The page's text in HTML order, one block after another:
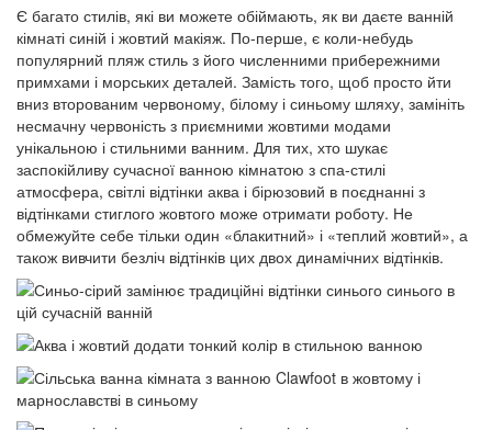
Є багато стилів, які ви можете обіймають, як ви даєте ванній
кімнаті синій і жовтий макіяж. По-перше, є коли-небудь
популярний пляж стиль з його численними прибережними
примхами і морських деталей. Замість того, щоб просто йти
вниз второваним червоному, білому і синьому шляху, замініть
несмачну червоність з приємними жовтими модами
унікальною і стильними ванним. Для тих, хто шукає
заспокійливу сучасної ванною кімнатою з спа-стилі
атмосфера, світлі відтінки аква і бірюзовий в поєднанні з
відтінками стиглого жовтого може отримати роботу. Не
обмежуйте себе тільки один «блакитний» і «теплий жовтий», а
також вивчити безліч відтінків цих двох динамічних відтінків.